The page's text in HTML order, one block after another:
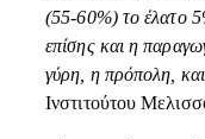
(55-60%) το έλατο
επίσης και η
γύρη, η πρόπολη, και
Ινστιτούτου